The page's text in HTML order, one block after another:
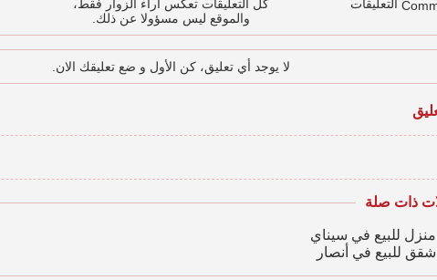
التعليقات
كل التعليقات تعكس آراء الزوار فقط،
والموقع ليس مسؤولا عن ذلك.
لا يوجد أي تعليق، كن الأول و ضع تعليقك الان.
ذات صلة
منزل للبيع في سيناي
شقق للبيع في أنصار